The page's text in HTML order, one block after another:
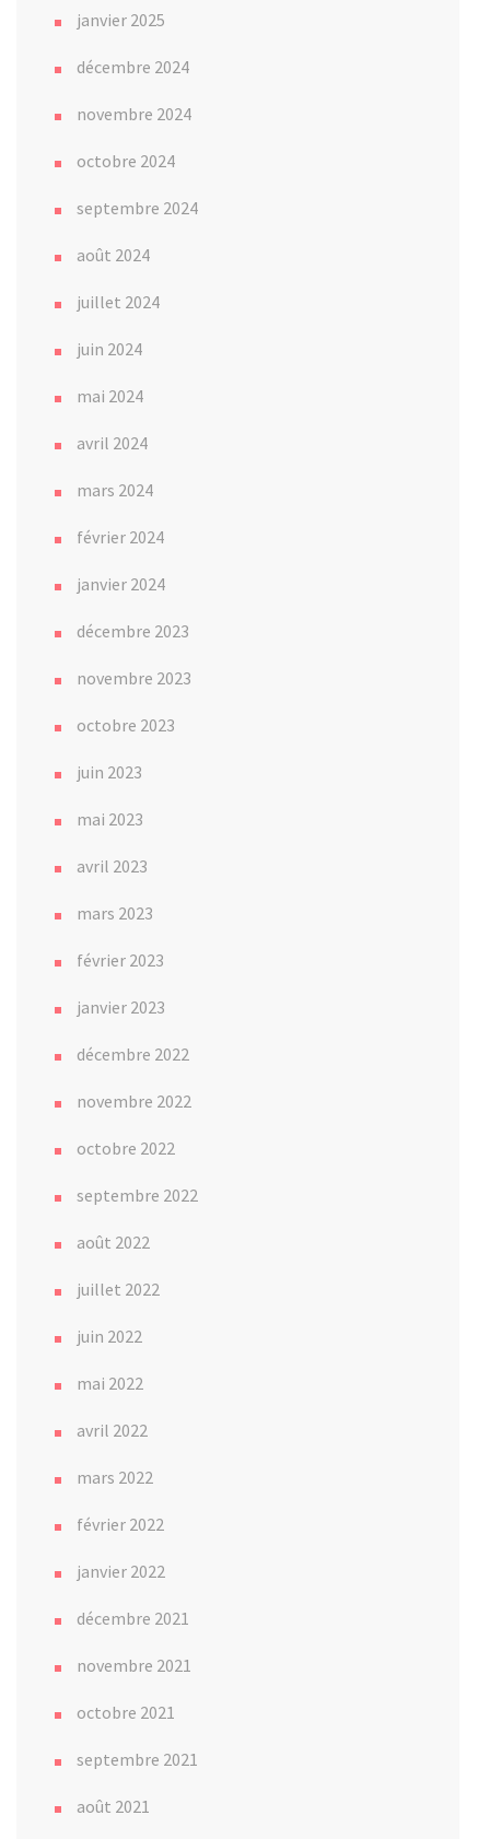
janvier 2025
décembre 2024
novembre 2024
octobre 2024
septembre 2024
août 2024
juillet 2024
juin 2024
mai 2024
avril 2024
mars 2024
février 2024
janvier 2024
décembre 2023
novembre 2023
octobre 2023
juin 2023
mai 2023
avril 2023
mars 2023
février 2023
janvier 2023
décembre 2022
novembre 2022
octobre 2022
septembre 2022
août 2022
juillet 2022
juin 2022
mai 2022
avril 2022
mars 2022
février 2022
janvier 2022
décembre 2021
novembre 2021
octobre 2021
septembre 2021
août 2021